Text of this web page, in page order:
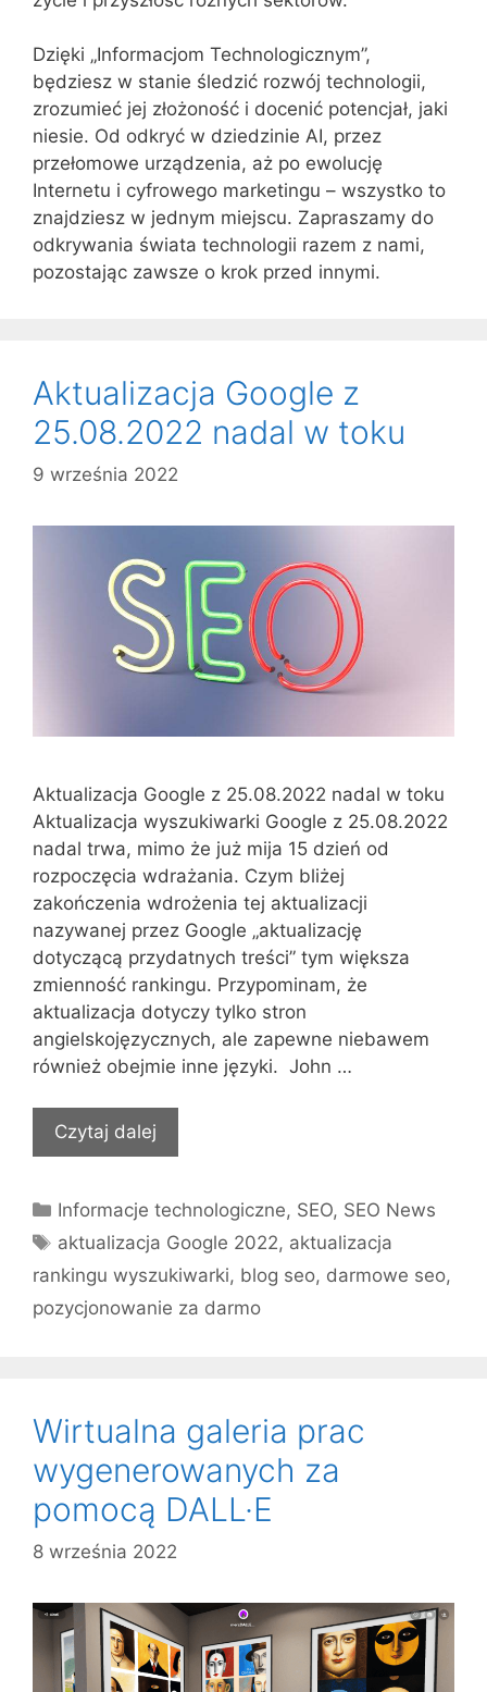
Dzięki „Informacjom Technologicznym”,
będziesz w stanie śledzić rozwój technologii,
zrozumieć jej złożoność i docenić potencjał, jaki
niesie. Od odkryć w dziedzinie AI, przez
przełomowe urządzenia, aż po ewolucję
Internetu i cyfrowego marketingu – wszystko to
znajdziesz w jednym miejscu. Zapraszamy do
odkrywania świata technologii razem z nami,
pozostając zawsze o krok przed innymi.
Aktualizacja Google z
25.08.2022 nadal w toku
9 września 2022
Aktualizacja Google z 25.08.2022 nadal w toku
Aktualizacja wyszukiwarki Google z 25.08.2022
nadal trwa, mimo że już mija 15 dzień od
rozpoczęcia wdrażania. Czym bliżej
zakończenia wdrożenia tej aktualizacji
nazywanej przez Google „aktualizację
dotyczącą przydatnych treści” tym większa
zmienność rankingu. Przypominam, że
aktualizacja dotyczy tylko stron
angielskojęzycznych, ale zapewne niebawem
również obejmie inne języki. John …
Czytaj dalej
Kategorie
Informacje technologiczne, SEO, SEO News
Tagi
aktualizacja Google 2022, aktualizacja
rankingu wyszukiwarki, blog seo, darmowe seo,
pozycjonowanie za darmo
Wirtualna galeria prac
wygenerowanych za
pomocą DALL·E
8 września 2022